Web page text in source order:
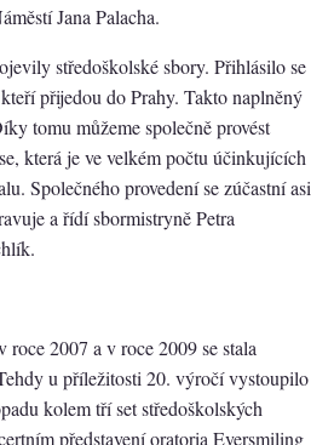
Jana Palacha.
středoškolské sbory. Přihlásilo se
přijedou do Prahy. Takto naplněný
tomu můžeme společně provést
která je ve velkém počtu účinkujících
Společného provedení se zúčastní asi
a řídí sbormistryně Petra
roce 2007 a v roce 2009 se stala
u příležitosti 20. výročí vystoupilo
kolem tří set středoškolských
představení oratoria Eversmiling